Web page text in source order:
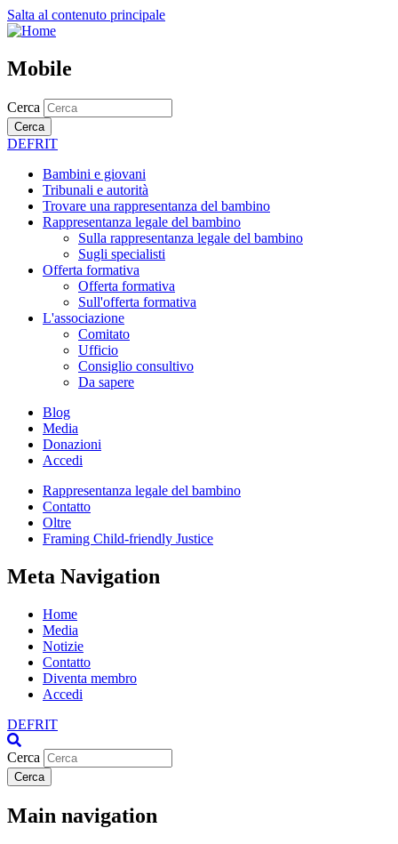
Salta al contenuto principale
Mobile
Cerca
Cerca
DEFRIT
Bambini e giovani
Tribunali e autorità
Trovare una rappresentanza del bambino
Rappresentanza legale del bambino
Sulla rappresentanza legale del bambino
Sugli specialisti
Offerta formativa
Offerta formativa
Sull'offerta formativa
L'associazione
Comitato
Ufficio
Consiglio consultivo
Da sapere
Blog
Media
Donazioni
Accedi
Rappresentanza legale del bambino
Contatto
Oltre
Framing Child-friendly Justice
Meta Navigation
Home
Media
Notizie
Contatto
Diventa membro
Accedi
DEFRIT
Cerca
Cerca
Main navigation